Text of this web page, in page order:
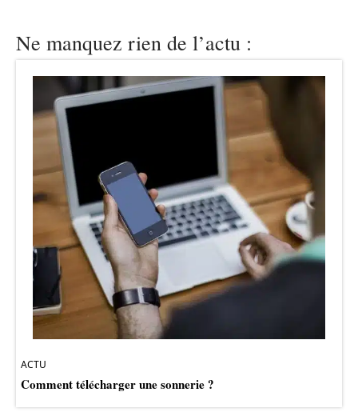
Ne manquez rien de l’actu :
ACTU
Comment télécharger une sonnerie ?